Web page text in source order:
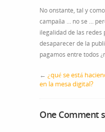
No onstante, tal y
campaña … no se …
ilegalidad de las redes
desaparecer de la
pagamos entre todos
← ¿qué se está
en la mesa digital?
One Comment